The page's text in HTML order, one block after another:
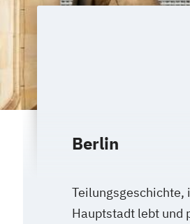
Berlin
Hauptstadt lebt und